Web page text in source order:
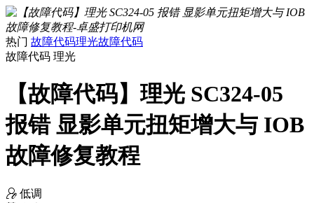
热门 故障代码理光故障代码
故障代码 理光
【故障代码】理光 SC324-05
报错 显影单元扭矩增大与 IOB
故障修复教程
低调